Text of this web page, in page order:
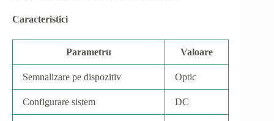
Caracteristici
Parametru Valoare
Semnalizare pe dispozitiv Optic
Configurare sistem DC